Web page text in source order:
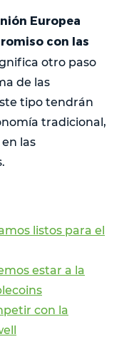
Europea
con las
otro paso
de las
tipo tendrán
tradicional,
las
listos para el
estar a la
con la